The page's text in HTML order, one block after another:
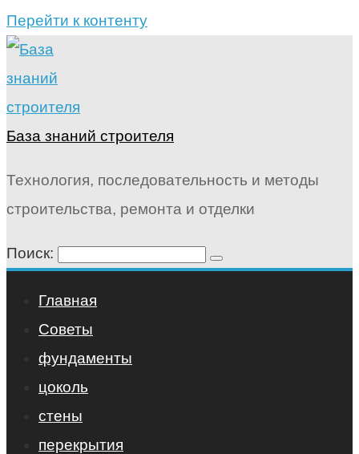
Перейти к контенту
База знаний строителя
Технология, последовательность и методы
строительства, ремонта и отделки
Поиск:
Главная
Советы
фундаменты
цоколь
стены
перекрытия